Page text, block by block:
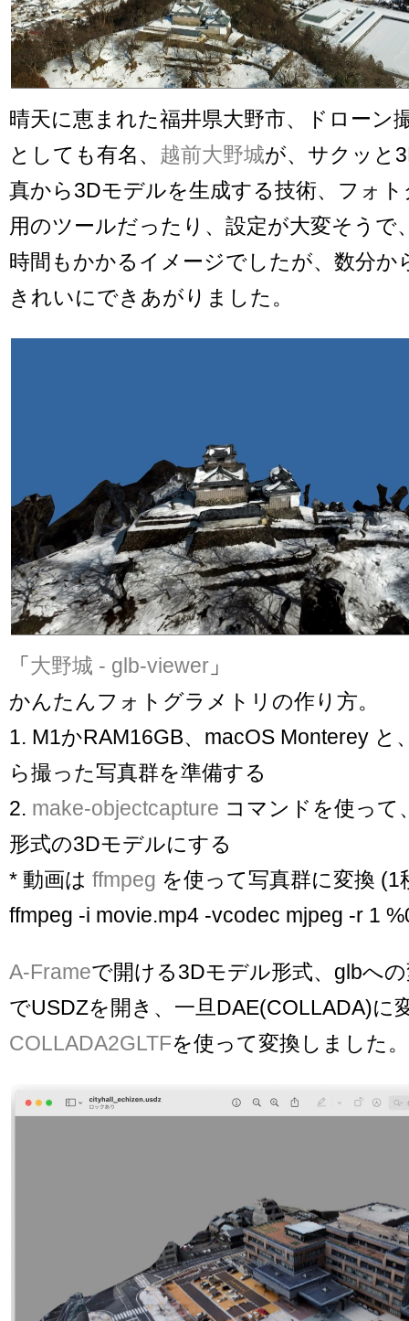
晴天に恵まれた福井県大野市、ドローン
としても有名、 越前大野城が、サクッと
真から3Dモデルを生成する技術、フォ
用のツールだったり、設定が大変そうで
時間もかかるイメージでしたが、数分か
きれいにできあがりました。
「大野城 - glb-viewer 」
かんたんフォトグラメトリの作り方。
1. M1かRAM16GB、macOS Monterey と
ら撮った写真群を準備する
2. make-objectcapture コマンドを使って
形式の3Dモデルにする
* 動画は ffmpeg を使って写真群に変換 (1
ffmpeg -i movie.mp4 -vcodec mjpeg -r 1
A-Frameで開ける3Dモデル形式、glbへ
でUSDZを開き、一旦DAE(COLLADA)に
COLLADA2GLTFを使って変換しました。